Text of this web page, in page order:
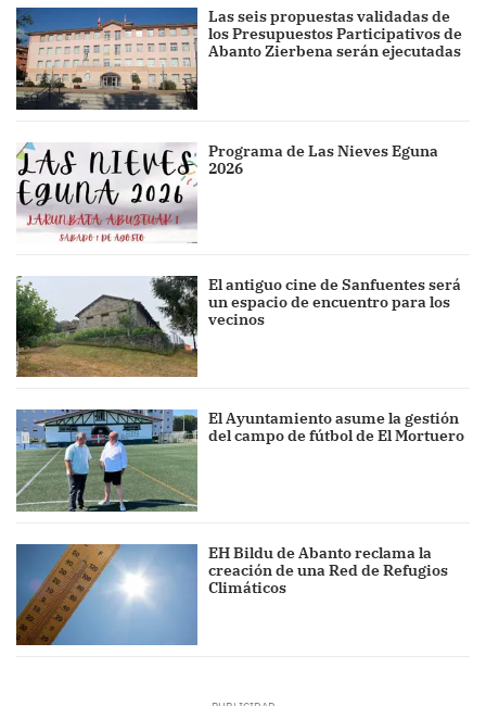
Las seis propuestas validadas de
los Presupuestos Participativos de
Abanto Zierbena serán ejecutadas
Programa de Las Nieves Eguna
2026
El antiguo cine de Sanfuentes será
un espacio de encuentro para los
vecinos
El Ayuntamiento asume la gestión
del campo de fútbol de El Mortuero
EH Bildu de Abanto reclama la
creación de una Red de Refugios
Climáticos